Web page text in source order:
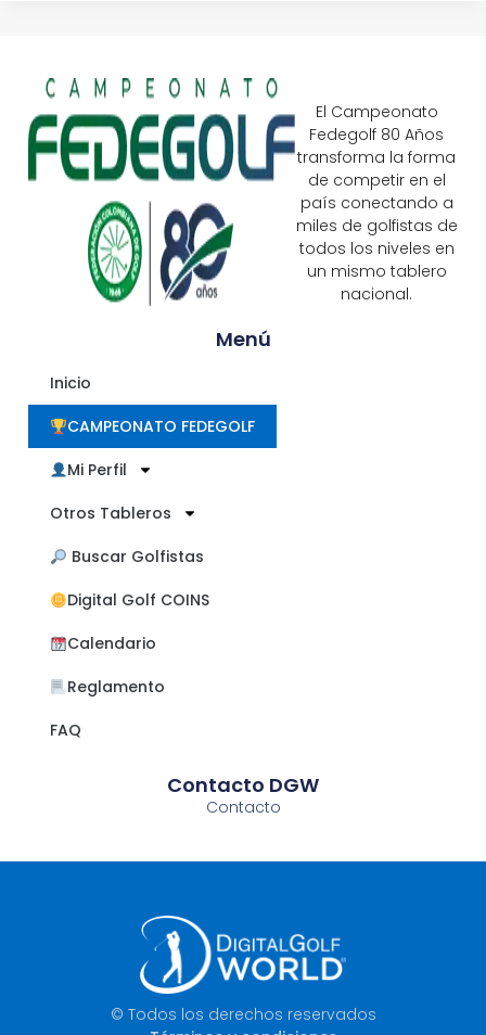
El Campeonato
Fedegolf 80 Años
transforma la forma
de competir en el
país conectando a
miles de golfistas de
todos los niveles en
un mismo tablero
nacional.
Menú
Inicio
CAMPEONATO FEDEGOLF
Mi Perfil
Otros Tableros
​ Buscar Golfistas
Digital Golf COINS
Calendario
Reglamento
FAQ
Contacto DGW
Contacto
© Todos los derechos reservados